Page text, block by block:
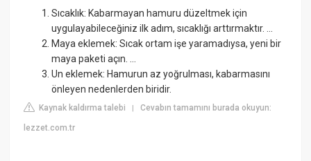
Sıcaklık: Kabarmayan hamuru düzeltmek için
uygulayabileceğiniz ilk adım, sıcaklığı arttırmaktır. ...
Maya eklemek: Sıcak ortam işe yaramadıysa, yeni bir
maya paketi açın. ...
Un eklemek: Hamurun az yoğrulması, kabarmasını
önleyen nedenlerden biridir.
Kaynak kaldırma talebi |Cevabın tamamını burada okuyun:
lezzet.com.tr